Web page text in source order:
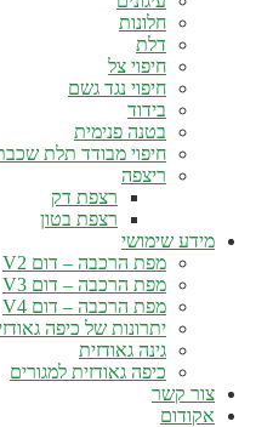
חלונות
דלת
חיפוי צל
חיפוי נגד גשם
בידוד
בטנה פנימית
חיפוי מבודד תלת שכבתי
ריצפה
רצפת דק
רצפת בטון
מידע שימושי
מפת הרכבה – דום V2
מפת הרכבה – דום V3
מפת הרכבה – דום V4
יתרונות של כיפה גאודזית
גינה גאודזית
כיפה גאודזית למגורים
צור קשר
אקודום